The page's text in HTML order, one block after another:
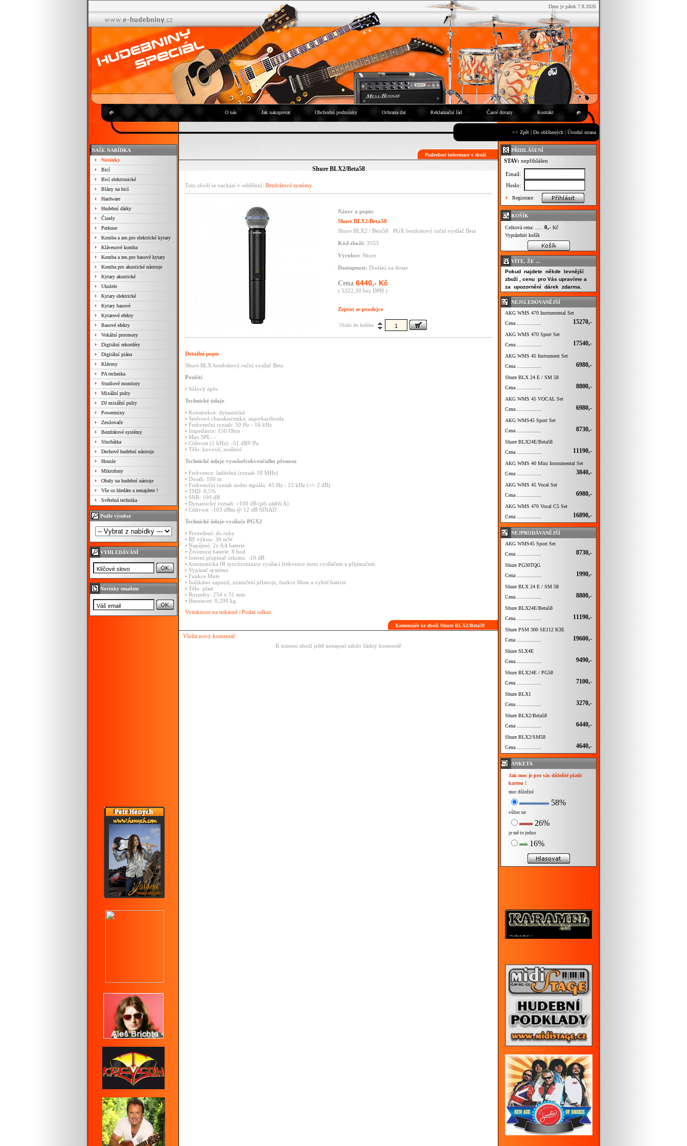
Dnes je pátek 7.8.2026
O nás Jak nakupovat Obchodní podmínky Ochrana dat Reklamační řád Časté dotazy Kontakt
<< Zpět | Do oblíbených | Úvodní strana
NAŠE NABÍDKA
Novinky
Bicí
Bicí elektronické
Blány na bicí
Hardware
Hudební dárky
Činely
Perkuse
Komba a zes.pro elektrické kytary
Klávesové komba
Komba a zes.pro basové kytary
Komba pro akustické nástroje
Kytary akustické
Ukulele
Kytary elektrické
Kytary basové
Kytarové efekty
Basové efekty
Vokální procesory
Digitální rekordéry
Digitální piána
Klávesy
PA technika
Studiové monitory
Mixážní pulty
DJ mixážní pulty
Powermixy
Zesilovače
Bezdrátové systémy
Sluchátka
Dechové hudební nástroje
Housle
Mikrofony
Obaly na hudební nástoje
Vše co hledáte a nenajdete !
Světelná technika
Podle výrobce
VYHLEDÁVÁNÍ
Novinky emailem
Podrobné informace o zboží
Shure BLX2/Beta58
Toto zboží se nachází v oddělení: Bezdrátové systémy
Název a popis:
Shure BLX2/Beta58
Shure BLX2 / Beta58 PGX bezdrátový ruční vysílač Beta
Kód zboží: 3553
Výrobce: Shure
Dostupnost: Dodání na dotaz
Cena 6440,- Kč
( 5322,30 bez DPH )
Zeptat se prodejce
Vložit do košíku
Detailní popis
Shure BLX bezdrátový ruční vysílač Beta
Použití
• Sólový zpěv
Technické údaje
• Konstrukce: dynamická
• Směrová charakteristika: superkardioida
• Frekvenční rozsah: 50 Hz - 16 kHz
• Impedance: 150 Ohm
• Max SPL: -
• Citlivost (1 kHz): -51 dBV/Pa
• Tělo: kovové, zesílené
Technické údaje vysokofrekvenčního přenosu
• Frekvence: laditelná (rozsah 18 MHz)
• Dosah: 100 m
• Frekvenční rozsah audio signálu: 45 Hz - 15 kHz (+/- 2 dB)
• THD: 0,5%
• SNR: 100 dB
• Dynamický rozsah: >100 dB (při zátěži A)
• Citlivost: -105 dBm @ 12 dB SINAD
Technické údaje vysílače PGX2
• Provedení: do ruky
• RF výkon: 30 mW
• Napájení: 2x AA baterie
• Životnost baterie: 8 hod
• Interní přepínač útlumu: -10 dB
• Automatická IR synchronizace vysílací frekvence mezi vysílačem a přijímačem
• Vypínač systému
• Funkce Mute
• Indikátor zapnutí, uzamčení přístroje, funkce Mute a vybití baterie
• Tělo: plast
• Rozměry: 254 x 51 mm
• Hmotnost: 0,290 kg
Vytisknout na tiskárně | Poslat odkaz
Komentáře ke zboží Shure BLX2/Beta58
Vložit nový komentář
K tomuto zboží ještě nenapsal nikdo žádný komentář
PŘIHLÁŠENÍ
STAV: nepřihlášen
Email:
Heslo:
Registrace
KOŠÍK
Celková cena: ..... 0,- Kč
Vyprázdnit košík
VÍTE, ŽE ...
Pokud najdete někde levnější
zboží , cenu pro Vás upravíme a
za upozornění dárek zdarma.
NEJSLEDOVANĚJŠÍ
AKG WMS 470 Instrumental Set
Cena ................
15270,-
AKG WMS 470 Sport Set
Cena ................
17540,-
AKG WMS 45 Instrument Set
Cena ................
6980,-
Shure BLX 24 E / SM 58
Cena ................
8800,-
AKG WMS 45 VOCAL Set
Cena ................
6980,-
AKG WMS45 Sport Set
Cena ................
8730,-
Shure BLX24E/Beta58
Cena ................
11190,-
AKG WMS 40 Mini Instrumental Set
Cena ................
3840,-
AKG WMS 45 Vocal Set
Cena ................
6980,-
AKG WMS 470 Vocal C5 Set
Cena ................
16890,-
NEJPRODÁVANĚJŠÍ
AKG WMS45 Sport Set
Cena ................
8730,-
Shure PG30TQG
Cena ................
1990,-
Shure BLX 24 E / SM 58
Cena ................
8800,-
Shure BLX24E/Beta58
Cena ................
11190,-
Shure PSM 300 SE112 K3E
Cena ................
19600,-
Shure SLX4E
Cena ................
9490,-
Shure BLX24E / PG58
Cena ................
7100,-
Shure BLX1
Cena ................
3270,-
Shure BLX2/Beta58
Cena ................
6440,-
Shure BLX2/SM58
Cena ................
4640,-
ANKETA
Jak moc je pro vás důležité platit
kartou !
moc důležité
58%
vůbec ne
26%
je mě to jedno
16%